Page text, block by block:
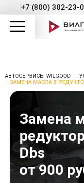
+7 (800) 302-23-
АВТОСЕРВИСЫ WILGOOD
ЗАМЕНА МАСЛА В
Замена
Dbs
от 900